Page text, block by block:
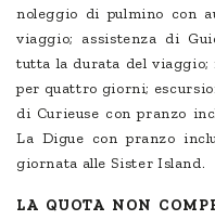
noleggio di pulmino con
viaggio; assistenza di
tutta la durata del viaggio;
per quattro giorni;
di Curieuse con pranzo
La Digue con pranzo
giornata alle Sister Island.
LA QUOTA NON